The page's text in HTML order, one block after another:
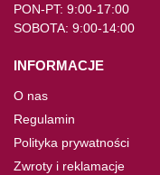
PON-PT: 9:00-17:00
SOBOTA: 9:00-14:00
INFORMACJE
O nas
Regulamin
Polityka prywatności
Zwroty i reklamacje